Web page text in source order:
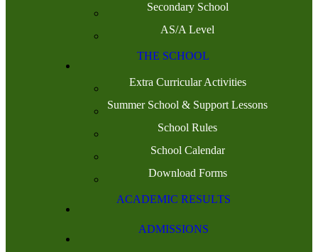
Secondary School
AS/A Level
THE SCHOOL
Extra Curricular Activities
Summer School & Support Lessons
School Rules
School Calendar
Download Forms
ACADEMIC RESULTS
ADMISSIONS